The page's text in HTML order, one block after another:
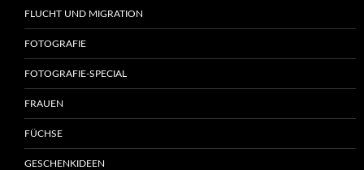
FLUCHT UND MIGRATION
FOTOGRAFIE
FOTOGRAFIE-SPECIAL
FRAUEN
FÜCHSE
GESCHENKIDEEN